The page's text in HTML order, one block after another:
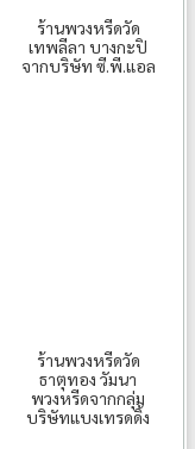
ร้านพวงหรีดวัด
เทพลีลา บางกะปิ
จากบริษัท ซี.พี.แอล
ร้านพวงหรีดวัด
ธาตุทอง วัมนา
พวงหรีดจากกลุ่ม
บริษัทแบงเทรดดิ้ง